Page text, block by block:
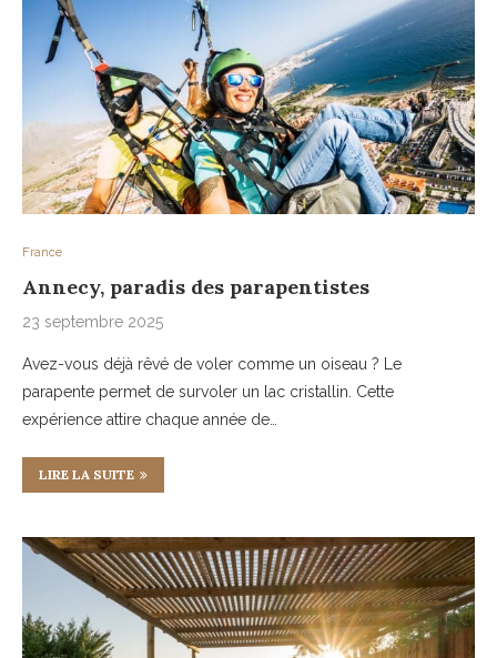
France
Annecy, paradis des parapentistes
23 septembre 2025
Avez-vous déjà rêvé de voler comme un oiseau ? Le
parapente permet de survoler un lac cristallin. Cette
expérience attire chaque année de…
LIRE LA SUITE